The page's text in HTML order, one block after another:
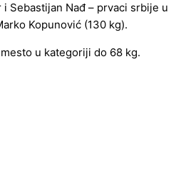
Nađ – prvaci
Kopunović (130 kg).
u kategoriji do 68 kg.